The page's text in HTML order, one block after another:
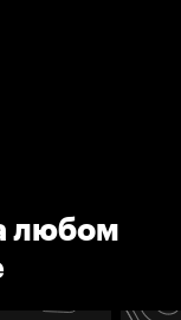
любом